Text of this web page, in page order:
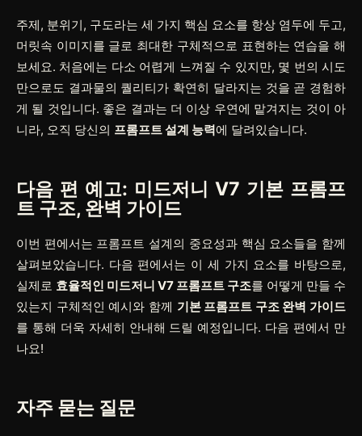
주제, 분위기, 구도라는 세 가지 핵심 요소를 항상 염두에 두고,
머릿속 이미지를 글로 최대한 구체적으로 표현하는 연습을 해
보세요. 처음에는 다소 어렵게 느껴질 수 있지만, 몇 번의 시도
만으로도 결과물의 퀄리티가 확연히 달라지는 것을 곧 경험하
게 될 것입니다. 좋은 결과는 더 이상 우연에 맡겨지는 것이 아
니라, 오직 당신의 프롬프트 설계 능력에 달려있습니다.
다음 편 예고: 미드저니 V7 기본 프롬프
트 구조, 완벽 가이드
이번 편에서는 프롬프트 설계의 중요성과 핵심 요소들을 함께
살펴보았습니다. 다음 편에서는 이 세 가지 요소를 바탕으로,
실제로 효율적인 미드저니 V7 프롬프트 구조를 어떻게 만들 수
있는지 구체적인 예시와 함께 기본 프롬프트 구조 완벽 가이드
를 통해 더욱 자세히 안내해 드릴 예정입니다. 다음 편에서 만
나요!
자주 묻는 질문